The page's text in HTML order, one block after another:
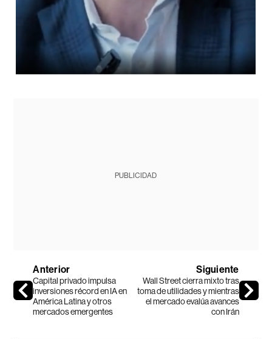
PUBLICIDAD
Anterior
Capital privado impulsa
inversiones récord en IA en
América Latina y otros
mercados emergentes
Siguiente
Wall Street cierra mixto tras
toma de utilidades y mientras
el mercado evalúa avances
con Irán